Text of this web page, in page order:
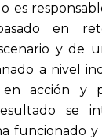
es
en
y de
a nivel
acción y
se
funcionado